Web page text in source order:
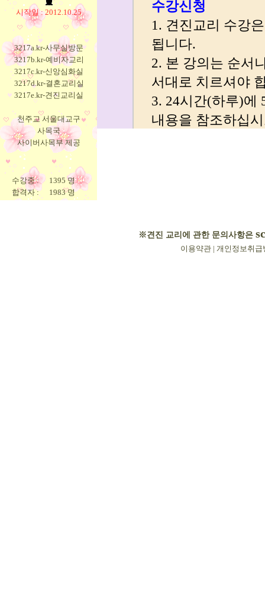
시작일 : 2012.10.25
3217a.kr-사무실방문
3217b.kr-예비자교리
3217c.kr-신앙심화실
3217d.kr-결혼교리실
3217e.kr-견진교리실
천주교 서울대교구
사목국
사이버사목부 제공
수강중 :
1395 명
합격자 :
1983 명
※견진 교리에 관한 문의사항은
이용약관 | 개인정보취급